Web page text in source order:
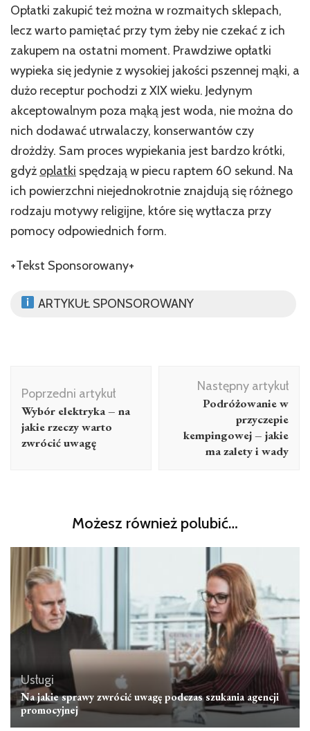
Opłatki zakupić też można w rozmaitych sklepach,
lecz warto pamiętać przy tym żeby nie czekać z ich
zakupem na ostatni moment. Prawdziwe opłatki
wypieka się jedynie z wysokiej jakości pszennej mąki, a
dużo receptur pochodzi z XIX wieku. Jedynym
akceptowalnym poza mąką jest woda, nie można do
nich dodawać utrwalaczy, konserwantów czy
drożdży. Sam proces wypiekania jest bardzo krótki,
gdyż oplatki spędzają w piecu raptem 60 sekund. Na
ich powierzchni niejednokrotnie znajdują się różnego
rodzaju motywy religijne, które się wytłacza przy
pomocy odpowiednich form.
+Tekst Sponsorowany+
ARTYKUŁ SPONSOROWANY
wpisu
Poprzedni artykuł
Wybór elektryka – na
jakie rzeczy warto
zwrócić uwagę
Następny artykuł
Podróżowanie w
przyczepie
kempingowej – jakie
ma zalety i wady
Możesz również polubić…
Usługi
Na jakie sprawy zwrócić uwagę podczas szukania agencji
promocyjnej